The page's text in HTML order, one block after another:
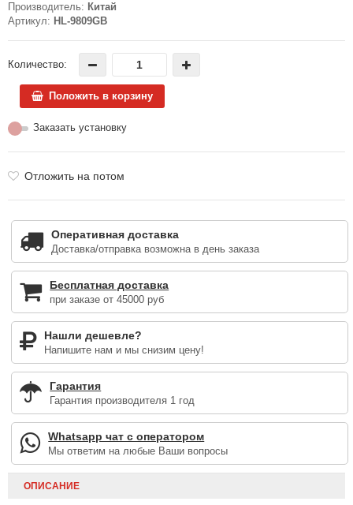
Производитель: Китай
Артикул: HL-9809GB
Количество:
Положить в корзину
Заказать установку
Отложить на потом
Оперативная доставка
Доставка/отправка возможна в день заказа
Бесплатная доставка
при заказе от 45000 руб
Нашли дешевле?
Напишите нам и мы снизим цену!
Гарантия
Гарантия производителя 1 год
Whatsapp чат с оператором
Мы ответим на любые Ваши вопросы
ОПИСАНИЕ